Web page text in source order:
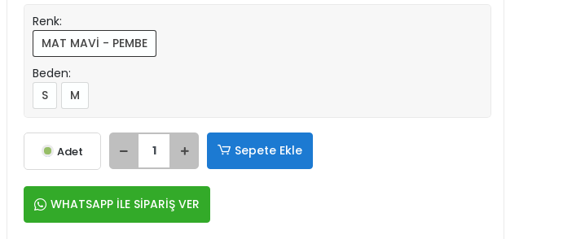
Renk:
MAT MAVİ - PEMBE
Beden:
S
M
Adet Sepete Ekle
WHATSAPP İLE SİPARİŞ VER